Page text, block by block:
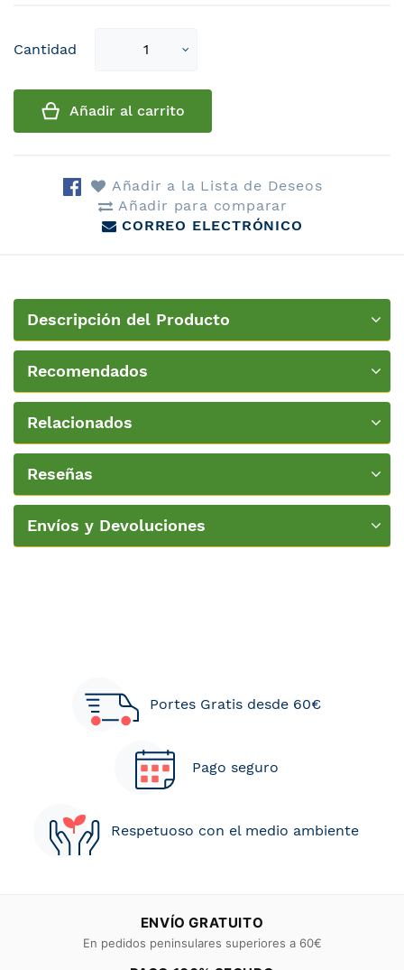
Cantidad
Select
Añadir al carrito
Añadir a la Lista de Deseos
Añadir para comparar
CORREO ELECTRÓNICO
Descripción del Producto
Recomendados
Relacionados
Reseñas
Envíos y Devoluciones
Portes Gratis desde 60€
Pago seguro
Respetuoso con el medio ambiente
ENVÍO GRATUITO
En pedidos peninsulares superiores a 60€